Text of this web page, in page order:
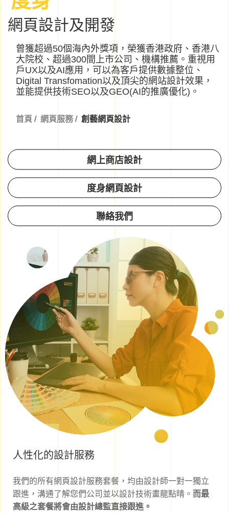
網頁設計及開發
曾獲超過50個海內外獎項，榮獲香港政府、香港八
大院校、超過300間上市公司、機構推薦。重視用
戶UX以及AI應用，可以為客戶提供數據整位、
Digital Transfomation以及頂尖的網站設計效果，
並能提供技術SEO以及GEO(AI的推廣優化)。
首頁/ 網頁服務/ 創藝網頁設計
網上商店設計
度身網頁設計
聯絡我們
人性化的設計服務
我們的所有網頁設計服務套餐，均由設計師一對一獨立
跟進，溝通了解您們公司並以設計技術畫龍點晴。 而最
高級之套餐將會由設計總監直接跟進。